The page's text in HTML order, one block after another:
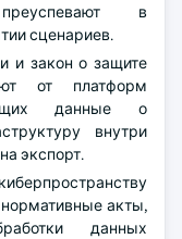
в
сценариев.
и закон о защите
от платформ
данные о
внутри
экспорт.
нормативные акты,
данных